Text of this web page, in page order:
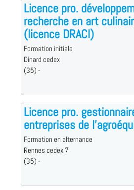
Licence pro.
recherche en art
(licence DRACI)
Formation initiale
Dinard cedex
(35) -
Licence pro.
entreprises de
Formation en alternance
Rennes cedex 7
(35) -